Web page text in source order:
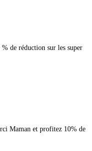
de réduction sur les super
Maman et profitez 10% de